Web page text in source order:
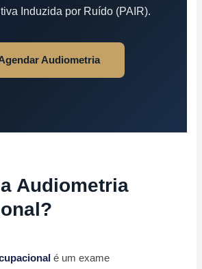
Induzida por Ruído (PAIR).
Audiometria
Audiometria
é um exame